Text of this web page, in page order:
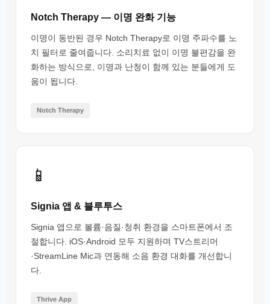
Notch Therapy — 이명 완화 기능
이명이 동반된 경우 Notch Therapy로 이명 주파수를 노
치 필터로 줄여줍니다. 소리치료 없이 이명 불편감을 완
화하는 방식으로, 이명과 난청이 함께 있는 분들에게 도
움이 됩니다.
Notch Therapy
📱
Signia 앱 & 블루투스
Signia 앱으로 볼륨·음질·청취 환경을 스마트폰에서 조
절합니다. iOS·Android 모두 지원하며 TV스트리머
·StreamLine Mic과 연동해 소음 환경 대화를 개선합니
다.
Thrive App